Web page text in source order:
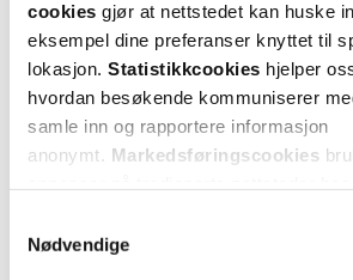
cookies gjør at nettstedet kan huske
eksempel dine preferanser knyttet til
lokasjon. Statistikkcookies hjelper
hvordan besøkende kommuniserer
samle inn og rapportere informasjon
anonymt. Markedsføringscookies
Nødvendige
Var denne anmeldelsen nyttig?
0 0
flagg denne anmeldelsen